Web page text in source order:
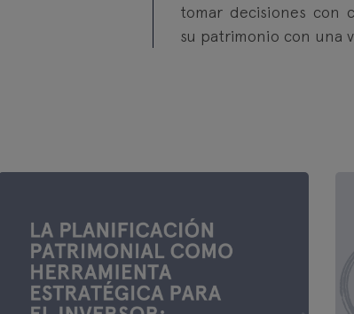
tomar decisiones con
su patrimonio con una